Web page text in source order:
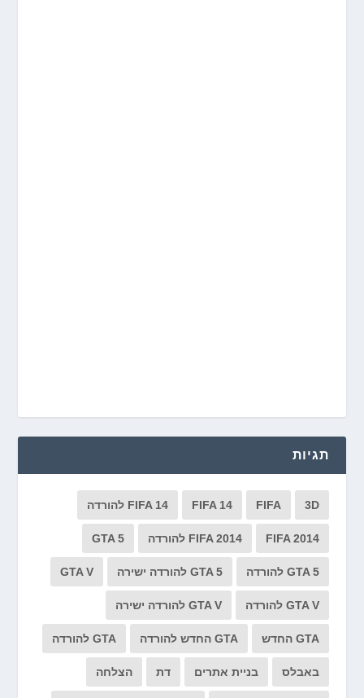
תגיות
3D
FIFA
FIFA 14 FIFA 14 להורדה
FIFA 2014 FIFA 2014 להורדה GTA 5
GTA 5 להורדה GTA 5 להורדה ישירה GTA V
GTA V להורדה GTA V להורדה ישירה
GTA החדש GTA החדש להורדה GTA להורדה
באבלס בניית אתרים דת הצלחה